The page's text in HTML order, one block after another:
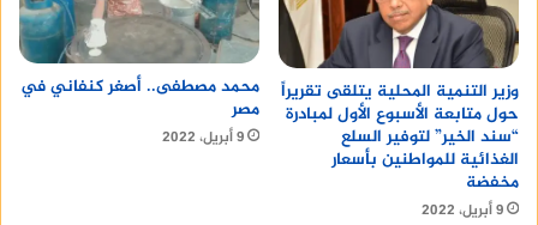
وزير التنمية المحلية يتلقى تقريراً
حول متابعة الأسبوع الأول لمبادرة
“سند الخير” لتوفير السلع
الغذائية للمواطنين بأسعار
مخفضة
9 أبريل، 2022
محمد مصطفى.. أصغر كنفاني في
مصر
9 أبريل، 2022